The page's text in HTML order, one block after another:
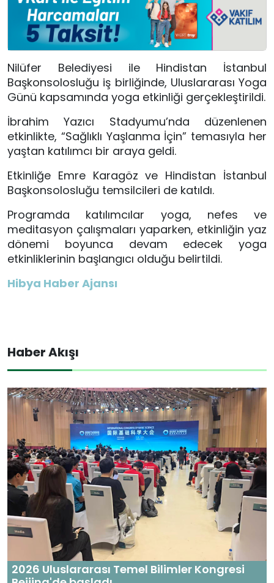
Nilüfer Belediyesi ile Hindistan İstanbul
Başkonsolosluğu iş birliğinde, Uluslararası Yoga
Günü kapsamında yoga etkinliği gerçekleştirildi.
İbrahim Yazıcı Stadyumu’nda düzenlenen
etkinlikte, “Sağlıklı Yaşlanma İçin” temasıyla her
yaştan katılımcı bir araya geldi.
Etkinliğe Emre Karagöz ve Hindistan İstanbul
Başkonsolosluğu temsilcileri de katıldı.
Programda katılımcılar yoga, nefes ve
meditasyon çalışmaları yaparken, etkinliğin yaz
dönemi boyunca devam edecek yoga
etkinliklerinin başlangıcı olduğu belirtildi.
Hibya Haber Ajansı
Haber Akışı
2026 Uluslararası Temel Bilimler Kongresi